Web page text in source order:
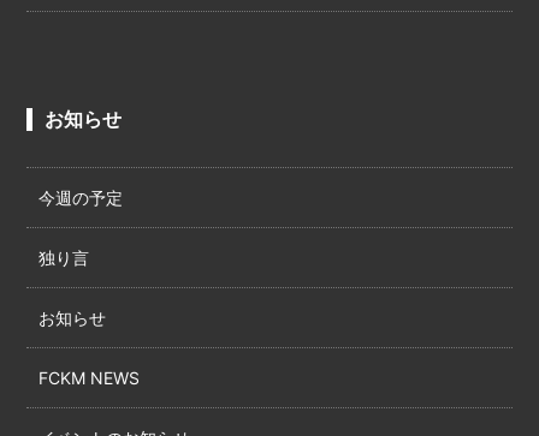
お知らせ
今週の予定
独り言
お知らせ
FCKM NEWS